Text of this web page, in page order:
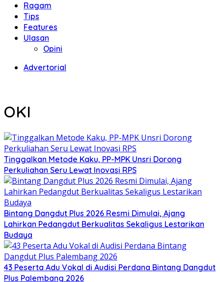
Ragam
Tips
Features
Ulasan
Opini
Advertorial
OKI
Tinggalkan Metode Kaku, PP-MPK Unsri Dorong
Perkuliahan Seru Lewat Inovasi RPS
Bintang Dangdut Plus 2026 Resmi Dimulai, Ajang
Lahirkan Pedangdut Berkualitas Sekaligus Lestarikan
Budaya
43 Peserta Adu Vokal di Audisi Perdana Bintang Dangdut
Plus Palembang 2026